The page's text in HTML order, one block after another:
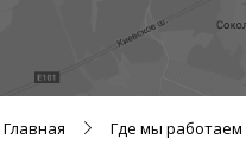
Главная Где мы работаем